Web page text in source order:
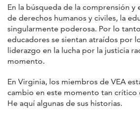
En la búsqueda de la comprensión y
de derechos humanos y civiles, la
singularmente poderosa. Por lo
educadores se sientan atraídos por
liderazgo en la lucha por la justicia
momento.
En Virginia, los miembros de VEA
cambio en este momento tan crítico
He aquí algunas de sus historias.